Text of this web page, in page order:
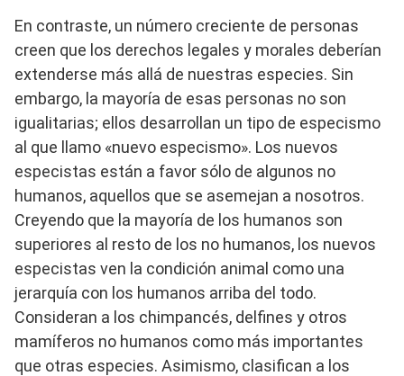
En contraste, un número creciente de personas
creen que los derechos legales y morales deberían
extenderse más allá de nuestras especies. Sin
embargo, la mayoría de esas personas no son
igualitarias; ellos desarrollan un tipo de especismo
al que llamo «nuevo especismo». Los nuevos
especistas están a favor sólo de algunos no
humanos, aquellos que se asemejan a nosotros.
Creyendo que la mayoría de los humanos son
superiores al resto de los no humanos, los nuevos
especistas ven la condición animal como una
jerarquía con los humanos arriba del todo.
Consideran a los chimpancés, delfines y otros
mamíferos no humanos como más importantes
que otras especies. Asimismo, clasifican a los